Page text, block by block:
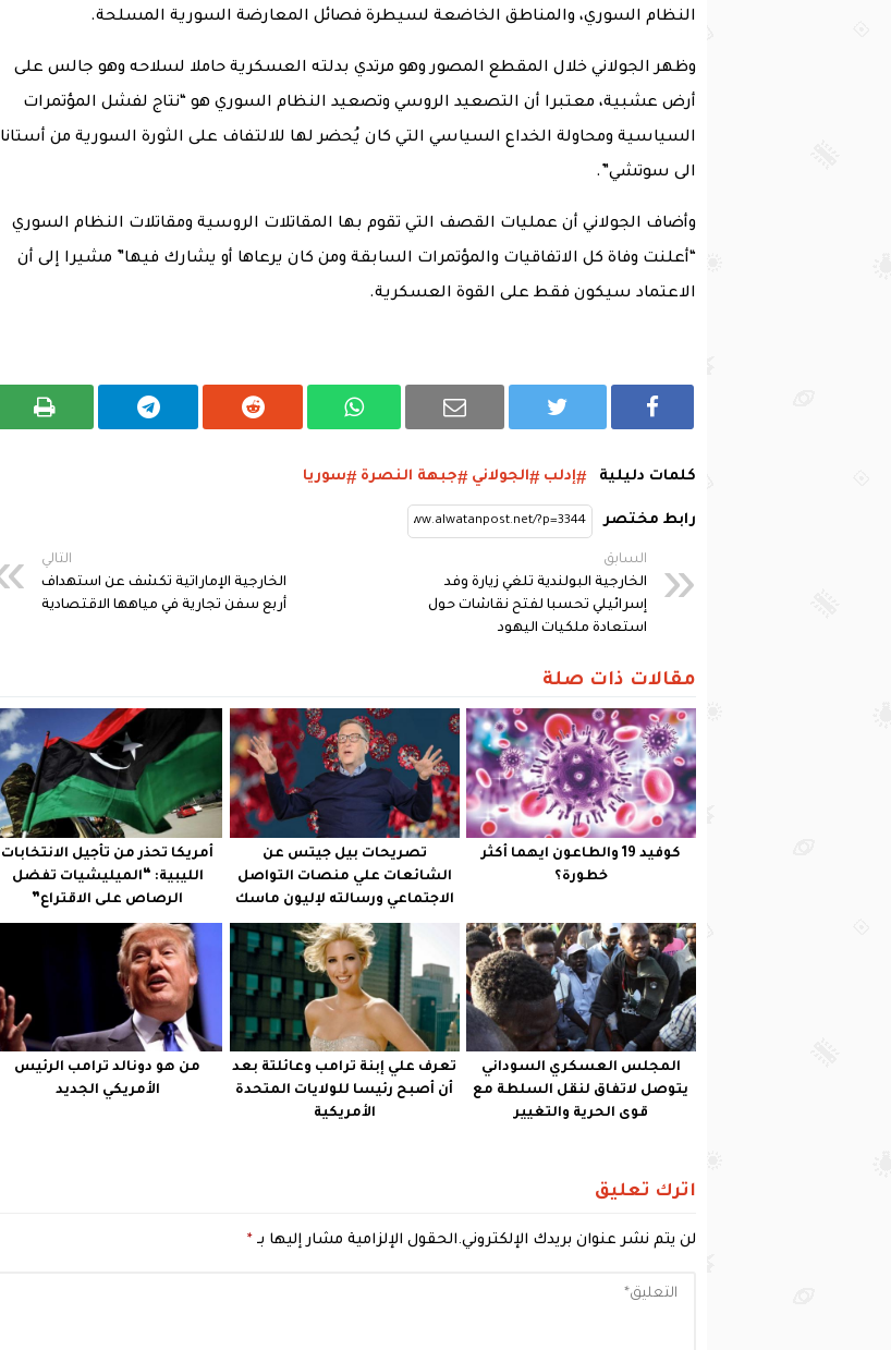
النظام السوري، والمناطق الخاضعة لسيطرة فصائل المعارضة السورية المسلحة.
وظهر الجولاني خلال المقطع المصور وهو مرتدي بدلته العسكرية حاملا لسلاحه وهو جالس على
أرض عشبية، معتبرا أن التصعيد الروسي وتصعيد النظام السوري هو “نتاج لفشل المؤتمرات
السياسية ومحاولة الخداع السياسي التي كان يُحضر لها للالتفاف على الثورة السورية من أستانا
الى سوتشي”.
وأضاف الجولاني أن عمليات القصف التي تقوم بها المقاتلات الروسية ومقاتلات النظام السوري
“أعلنت وفاة كل الاتفاقيات والمؤتمرات السابقة ومن كان يرعاها أو يشارك فيها” مشيرا إلى أن
الاعتماد سيكون فقط على القوة العسكرية.
كلمات دليلية إدلب الجولاني جبهة النصرة سوريا
رابط مختصر
السابق
الخارجية البولندية تلغي زيارة وفد
إسرائيلي تحسبا لفتح نقاشات حول
استعادة ملكيات اليهود
التالي
الخارجية الإماراتية تكشف عن استهداف
أربع سفن تجارية في مياهها الاقتصادية
مقالات ذات صلة
كوفيد 19 والطاعون ايهما أكثر
خطورة؟
تصريحات بيل جيتس عن
الشائعات علي منصات التواصل
الاجتماعي ورسالته لإليون ماسك
أمريكا تحذر من تأجيل الانتخابات
الليبية: “الميليشيات تفضل
الرصاص على الاقتراع”
المجلس العسكري السوداني
يتوصل لاتفاق لنقل السلطة مع
قوى الحرية والتغيير
تعرف علي إبنة ترامب وعائلتة بعد
أن أصبح رئيسا للولايات المتحدة
الأمريكية
من هو دونالد ترامب الرئيس
الأمريكي الجديد
اترك تعليق
لن يتم نشر عنوان بريدك الإلكتروني.الحقول الإلزامية مشار إليها بـ *